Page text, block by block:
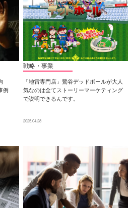
例
戦略・事業
「地雷専門店」鶯谷デッドボールが大人
気なのは全てストーリーマーケティング
で説明できるんです。
2025.04.28